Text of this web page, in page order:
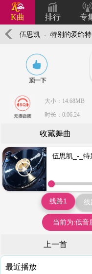
K曲 排行 专
伍思凯_-_特别的爱给
语男)无心睡眠鼓
大小：14.68MB
时长：0:06:24
收藏舞曲
线路1 线
当前为:低音
上一首
最近播放